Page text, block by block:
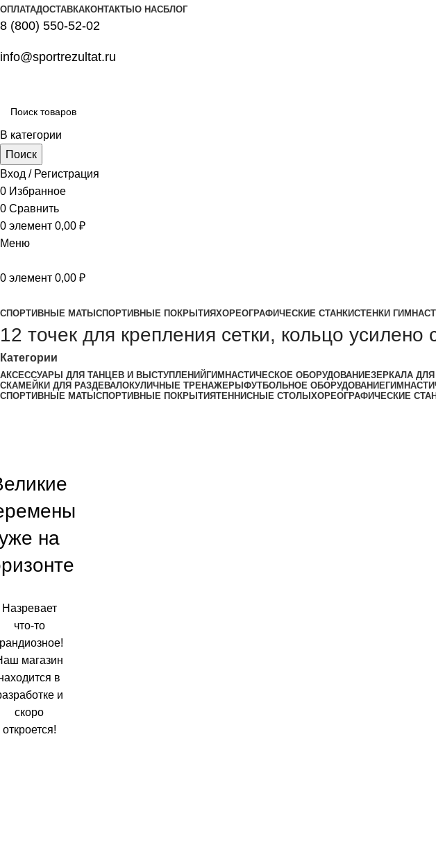
ОПЛАТАДОСТАВКАКОНТАКТЫ О НАСБЛОГ
8 (800) 550-52-02
info@sportrezultat.ru
В категории
Поиск
Вход / Регистрация
0 Избранное
0 Сравнить
0 элемент 0,00 ₽
Меню
0 элемент 0,00 ₽
СПОРТИВНЫЕ МАТЫ СПОРТИВНЫЕ ПОКРЫТИЯХОРЕОГРАФИЧЕСКИЕ СТАНКИСТЕНКИ
12 точек для крепления сетки, кольцо усилено
Категории
АКСЕССУАРЫ ДЛЯ ТАНЦЕВ И ВЫСТУПЛЕНИЙ ГИМНАСТИЧЕСКОЕ ОБОРУДОВАНИЕЗЕРКАЛА
СКАМЕЙКИ ДЛЯ РАЗДЕВАЛОКУЛИЧНЫЕ ТРЕНАЖЕРЫ ФУТБОЛЬНОЕ ОБОРУДОВАНИЕ
СПОРТИВНЫЕ МАТЫ СПОРТИВНЫЕ ПОКРЫТИЯТЕННИСНЫЕ СТОЛЫ ХОРЕОГРАФИЧЕСКИЕ
на
Назревает
что-то
магазин
в
и
скоро
откроется!